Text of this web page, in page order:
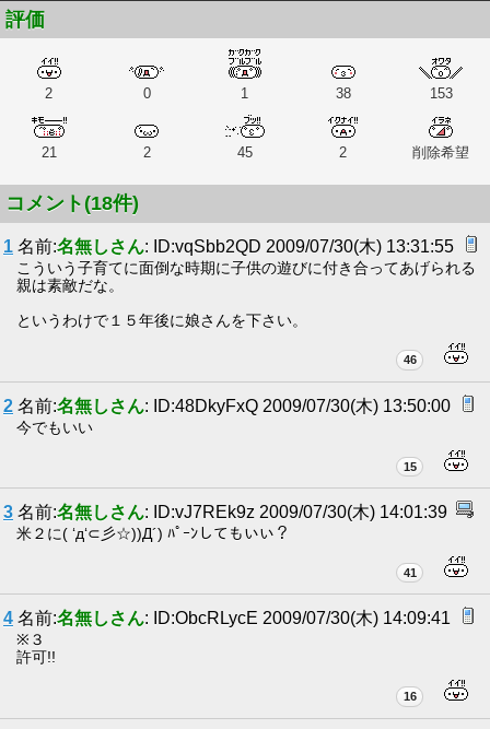
評価
2 0 1 38 153
21 2 45 2 削除希望
コメント(18件)
1 名前:名無しさん: ID:vqSbb2QD 2009/07/30(木) 13:31:55
こういう子育てに面倒な時期に子供の遊びに付き合ってあげられる
親は素敵だな。
というわけで１５年後に娘さんを下さい。
46
2 名前:名無しさん: ID:48DkyFxQ 2009/07/30(木) 13:50:00
今でもいい
15
3 名前:名無しさん: ID:vJ7REk9z 2009/07/30(木) 14:01:39
米２に( ‘д‘⊂彡☆))Д´) ﾊﾟｰﾝしてもいい？
41
4 名前:名無しさん: ID:ObcRLycE 2009/07/30(木) 14:09:41
※３
許可!!
16